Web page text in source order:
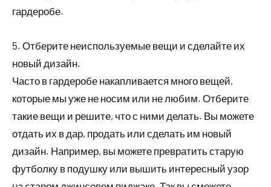
гардеробе.
5. Отберите неиспользуемые вещи и сделайте их
новый дизайн.
Часто в гардеробе накапливается много вещей,
которые мы уже не носим или не любим. Отберите
такие вещи и решите, что с ними делать. Вы можете
отдать их в дар, продать или сделать им новый
дизайн. Например, вы можете превратить старую
футболку в подушку или вышить интересный узор